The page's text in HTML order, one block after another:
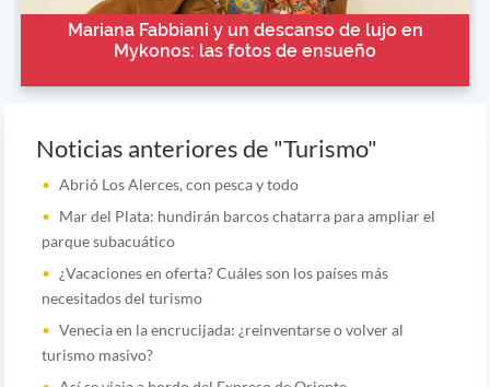
Mariana Fabbiani y un descanso de lujo en
Mykonos: las fotos de ensueño
Noticias anteriores de "Turismo"
Abrió Los Alerces, con pesca y todo
Mar del Plata: hundirán barcos chatarra para ampliar el
parque subacuático
¿Vacaciones en oferta? Cuáles son los países más
necesitados del turismo
Venecia en la encrucijada: ¿reinventarse o volver al
turismo masivo?